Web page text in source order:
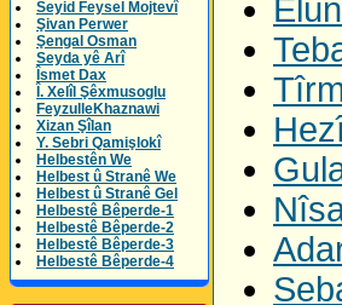
Seyid Feysel Mojtevî
Şivan Perwer
Şengal Osman
Seyda yê Arî
Îsmet Dax
Î. Xelîl Şêxmusoglu
FeyzulleKhaznawi
Xizan Şîlan
Y. Sebri Qamişlokî
Helbestên We
Helbest û Stranê We
Helbest û Stranê Gel
Helbestê Bêperde-1
Helbestê Bêperde-2
Helbestê Bêperde-3
Helbestê Bêperde-4